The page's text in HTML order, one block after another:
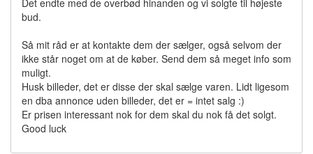
Det endte med de overbød hinanden og vi solgte til højeste
bud.
Så mit råd er at kontakte dem der sælger, også selvom der
ikke står noget om at de køber. Send dem så meget info som
muligt.
Husk billeder, det er disse der skal sælge varen. Lidt ligesom
en dba annonce uden billeder, det er = intet salg :)
Er prisen interessant nok for dem skal du nok få det solgt.
Good luck